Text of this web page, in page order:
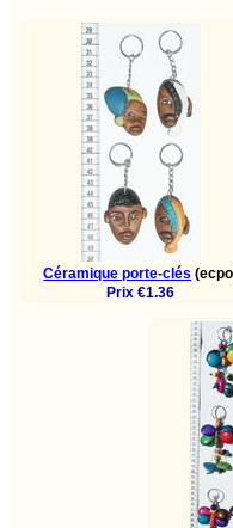
Céramique porte-clés
Prix €1.36